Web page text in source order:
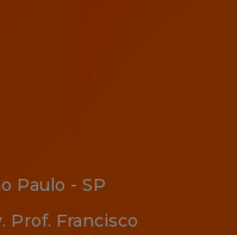
Paulo - SP
Prof. Francisco